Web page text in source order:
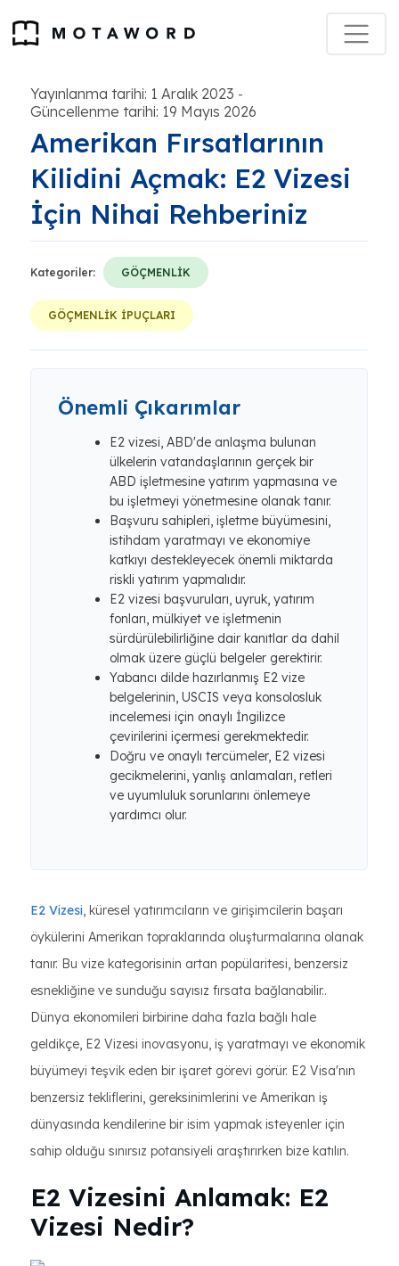
Yayınlanma tarihi: 1 Aralık 2023 -
Güncellenme tarihi: 19 Mayıs 2026
Amerikan Fırsatlarının
Kilidini Açmak: E2 Vizesi
İçin Nihai Rehberiniz
Kategoriler: GÖÇMENLİK
GÖÇMENLİK İPUÇLARI
Önemli Çıkarımlar
E2 vizesi, ABD'de anlaşma bulunan
ülkelerin vatandaşlarının gerçek bir
ABD işletmesine yatırım yapmasına ve
bu işletmeyi yönetmesine olanak tanır.
Başvuru sahipleri, işletme büyümesini,
istihdam yaratmayı ve ekonomiye
katkıyı destekleyecek önemli miktarda
riskli yatırım yapmalıdır.
E2 vizesi başvuruları, uyruk, yatırım
fonları, mülkiyet ve işletmenin
sürdürülebilirliğine dair kanıtlar da dahil
olmak üzere güçlü belgeler gerektirir.
Yabancı dilde hazırlanmış E2 vize
belgelerinin, USCIS veya konsolosluk
incelemesi için onaylı İngilizce
çevirilerini içermesi gerekmektedir.
Doğru ve onaylı tercümeler, E2 vizesi
gecikmelerini, yanlış anlamaları, retleri
ve uyumluluk sorunlarını önlemeye
yardımcı olur.
E2 Vizesi, küresel yatırımcıların ve girişimcilerin başarı
öykülerini Amerikan topraklarında oluşturmalarına olanak
tanır. Bu vize kategorisinin artan popülaritesi, benzersiz
esnekliğine ve sunduğu sayısız fırsata bağlanabilir..
Dünya ekonomileri birbirine daha fazla bağlı hale
geldikçe, E2 Vizesi inovasyonu, iş yaratmayı ve ekonomik
büyümeyi teşvik eden bir işaret görevi görür. E2 Visa'nın
benzersiz tekliflerini, gereksinimlerini ve Amerikan iş
dünyasında kendilerine bir isim yapmak isteyenler için
sahip olduğu sınırsız potansiyeli araştırırken bize katılın.
E2 Vizesini Anlamak: E2
Vizesi Nedir?